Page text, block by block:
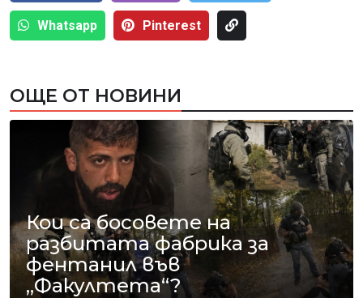
Whatsapp Pinterest
ОЩЕ ОТ НОВИНИ
Кои са босовете на
разбитата фабрика за
фентанил във
„Факултета“?